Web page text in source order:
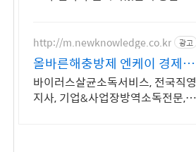
http://m.newknowledge.co.kr 광고
올바른해충방제 엔케이 경제적
인 살균소독
바이러스살균소독서비스, 전국직영
지사, 기업&사업장방역소독전문,